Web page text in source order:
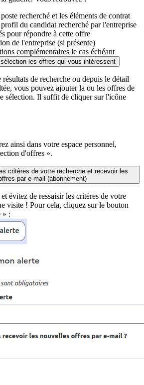
recherché et les éléments de contrat
du candidat recherché par l'entreprise
pour répondre à cette offre
de l'entreprise (si présente)
complémentaires le cas échéant
les offres qui vous intéressent
de recherche ou depuis le détail
vous pouvez ajouter la ou les offres de
sélection. Il suffit de cliquer sur l'icône
ainsi dans votre espace personnel,
d'offres ».
critères de votre recherche et recevoir les
par e-mail (abonnement)
évitez de ressaisir les critères de votre
visite ! Pour cela, cliquez sur le bouton
» :